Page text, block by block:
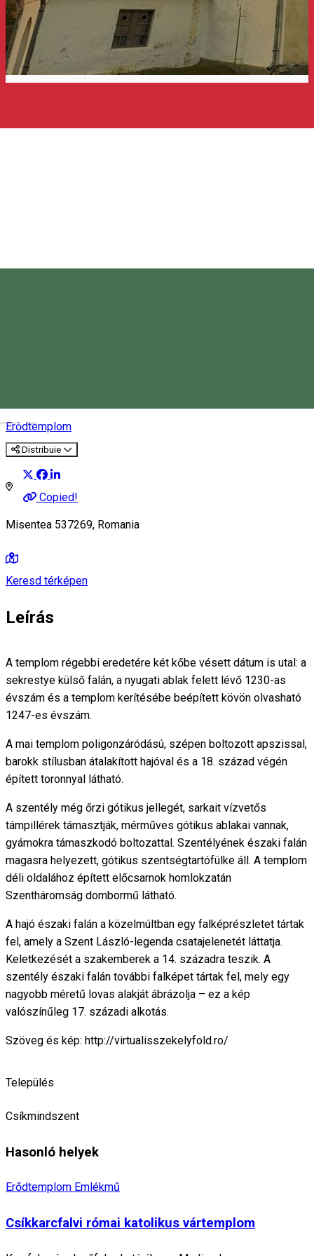
Erődtemplom
Distribuie
Copied!
Misentea 537269, Romania
Keresd térképen
Leírás
A templom régebbi eredetére két kőbe vésett dátum is utal: a
sekrestye külső falán, a nyugati ablak felett lévő 1230-as
évszám és a templom kerítésébe beépített kövön olvasható
1247-es évszám.
A mai templom poligonzáródású, szépen boltozott apszissal,
barokk stílusban átalakított hajóval és a 18. század végén
épített toronnyal látható.
A szentély még őrzi gótikus jellegét, sarkait vízvetős
támpillérek támasztják, mérműves gótikus ablakai vannak,
gyámokra támaszkodó boltozattal. Szentélyének északi falán
magasra helyezett, gótikus szentségtartófülke áll. A templom
déli oldalához épített előcsarnok homlokzatán
Szentháromság dombormű látható.
A hajó északi falán a közelmúltban egy falképrészletet tártak
fel, amely a Szent László-legenda csatajelenetét láttatja.
Keletkezését a szakemberek a 14. századra teszik. A
szentély északi falán további falképet tártak fel, mely egy
nagyobb méretű lovas alakját ábrázolja – ez a kép
valószínűleg 17. századi alkotás.
Szöveg és kép: http://virtualisszekelyfold.ro/
Település
Csíkmindszent
Hasonló helyek
Erődtemplom Emlékmű
Csíkkarcfalvi római katolikus vártemplom